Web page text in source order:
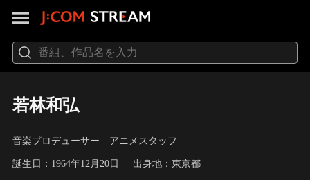
若林和弘
音楽プロデューサー アニメスタッフ
誕生日：1964年12月20日 出身地：東京都